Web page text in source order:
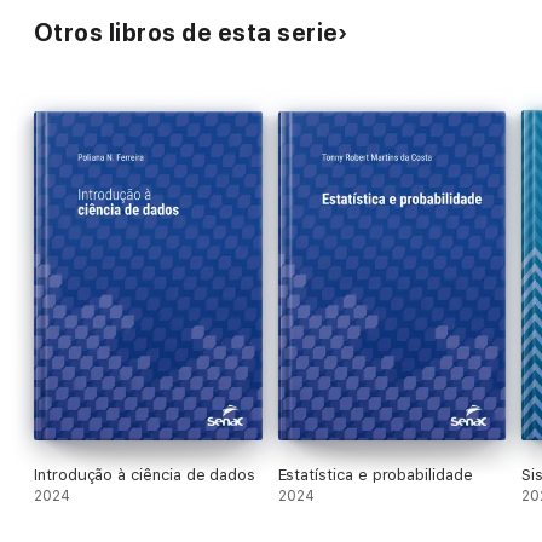
Otros libros de esta serie
Introdução à ciência de dados
2024
Estatística e probabilidade
2024